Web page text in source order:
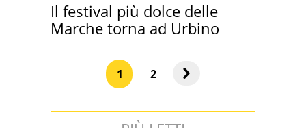
Il festival più dolce delle
Marche torna ad Urbino
1 2